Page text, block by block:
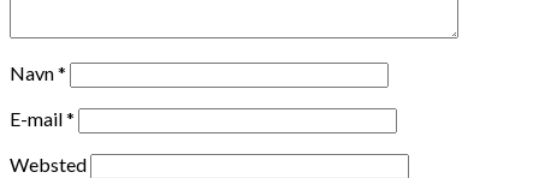
Navn*
E-mail*
Websted